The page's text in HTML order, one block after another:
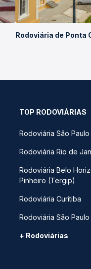
Rodoviária de Ponta
TOP RODOVIÁRIAS
Rodoviária São
Rodoviária Rio de
Rodoviária Belo
Pinheiro (Tergip)
Rodoviária Curitiba
Rodoviária São
+ Rodoviárias